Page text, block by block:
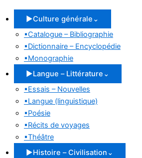
▶Culture générale ⌄
▪Catalogue – Bibliographie
▪Dictionnaire – Encyclopédie
▪Monographie
▶Langue – Littérature ⌄
▪Essais – Nouvelles
▪Langue (linguistique)
▪Poésie
▪Récits de voyages
▪Théâtre
▶Histoire – Civilisation ⌄